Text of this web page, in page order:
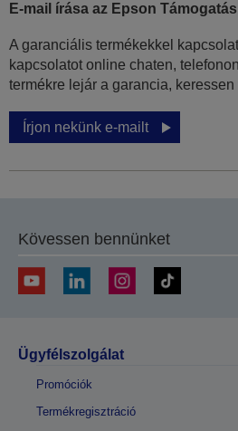
E-mail írása az Epson
A garanciális termékekkel
kapcsolatot online chaten,
termékre lejár a garancia, keressen
Írjon nekünk e-mailt
Kövessen bennünket
Ügyfélszolgálat
Promóciók
Termékregisztráció